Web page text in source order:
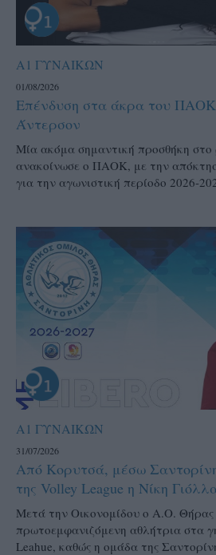
Α1 ΓΥΝΑΙΚΩΝ
01/08/2026
Επένδυση στα άκρα του
Άντερσον
Μία ακόμα σημαντική προσθήκη στο
ανακοίνωσε ο ΠΑΟΚ, με την
για την αγωνιστική περίοδο 2026-
Α1 ΓΥΝΑΙΚΩΝ
31/07/2026
Από Κορυτσά, μέσω
της Volley League η Νίκη
Μετά την Οικονομίδου ο Α.Ο. Θήρας
πρωτοεμφανιζόμενη αθλήτρια στα
Leahue, καθώς η ομάδα της